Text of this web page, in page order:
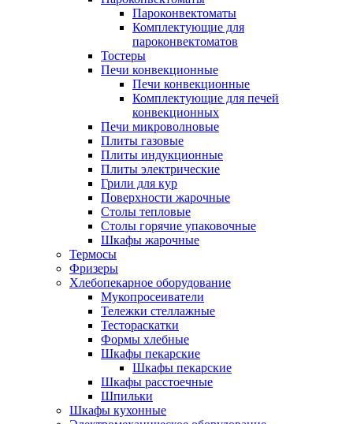
Пароконвектоматы
Комплектующие для
пароконвектоматов
Тостеры
Печи конвекционные
Печи конвекционные
Комплектующие для печей
конвекционных
Печи микроволновые
Плиты газовые
Плиты индукционные
Плиты электрические
Грили для кур
Поверхности жарочные
Столы тепловые
Столы горячие упаковочные
Шкафы жарочные
Термосы
Фризеры
Хлебопекарное оборудование
Мукопросеиватели
Тележки стеллажные
Тестораскатки
Формы хлебные
Шкафы пекарские
Шкафы пекарские
Шкафы расстоечные
Шпильки
Шкафы кухонные